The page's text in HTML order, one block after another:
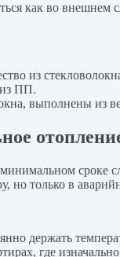
как во внешнем
из
из ПП.
выполнены из
сроке
только в
держать
где